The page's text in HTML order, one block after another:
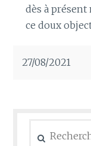
dès à
ce doux
27/08/2021